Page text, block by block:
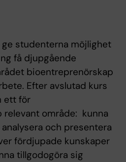
studenterna möjlighet
få djupgående
bioentreprenörskap
Efter avslutad kurs
ett för
område:  kunna
och presentera
fördjupade kunskaper
tillgodogöra sig